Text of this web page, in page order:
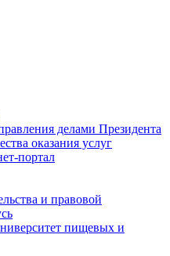
делами Президента
оказания услуг
портал
и правовой
пищевых и